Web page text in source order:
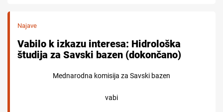
Najave
Vabilo k izkazu interesa: Hidrološka
študija za Savski bazen (dokončano)
Mednarodna komisija za Savski bazen
vabi